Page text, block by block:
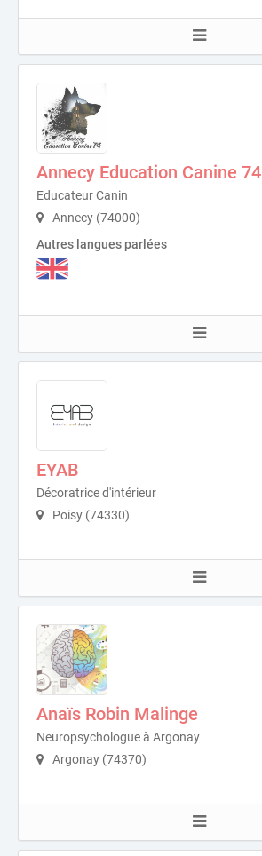
Annecy Education Canine 74
Educateur Canin
Annecy (74000)
Autres langues parlées
EYAB
Décoratrice d'intérieur
Poisy (74330)
Anaïs Robin Malinge
Neuropsychologue à Argonay
Argonay (74370)